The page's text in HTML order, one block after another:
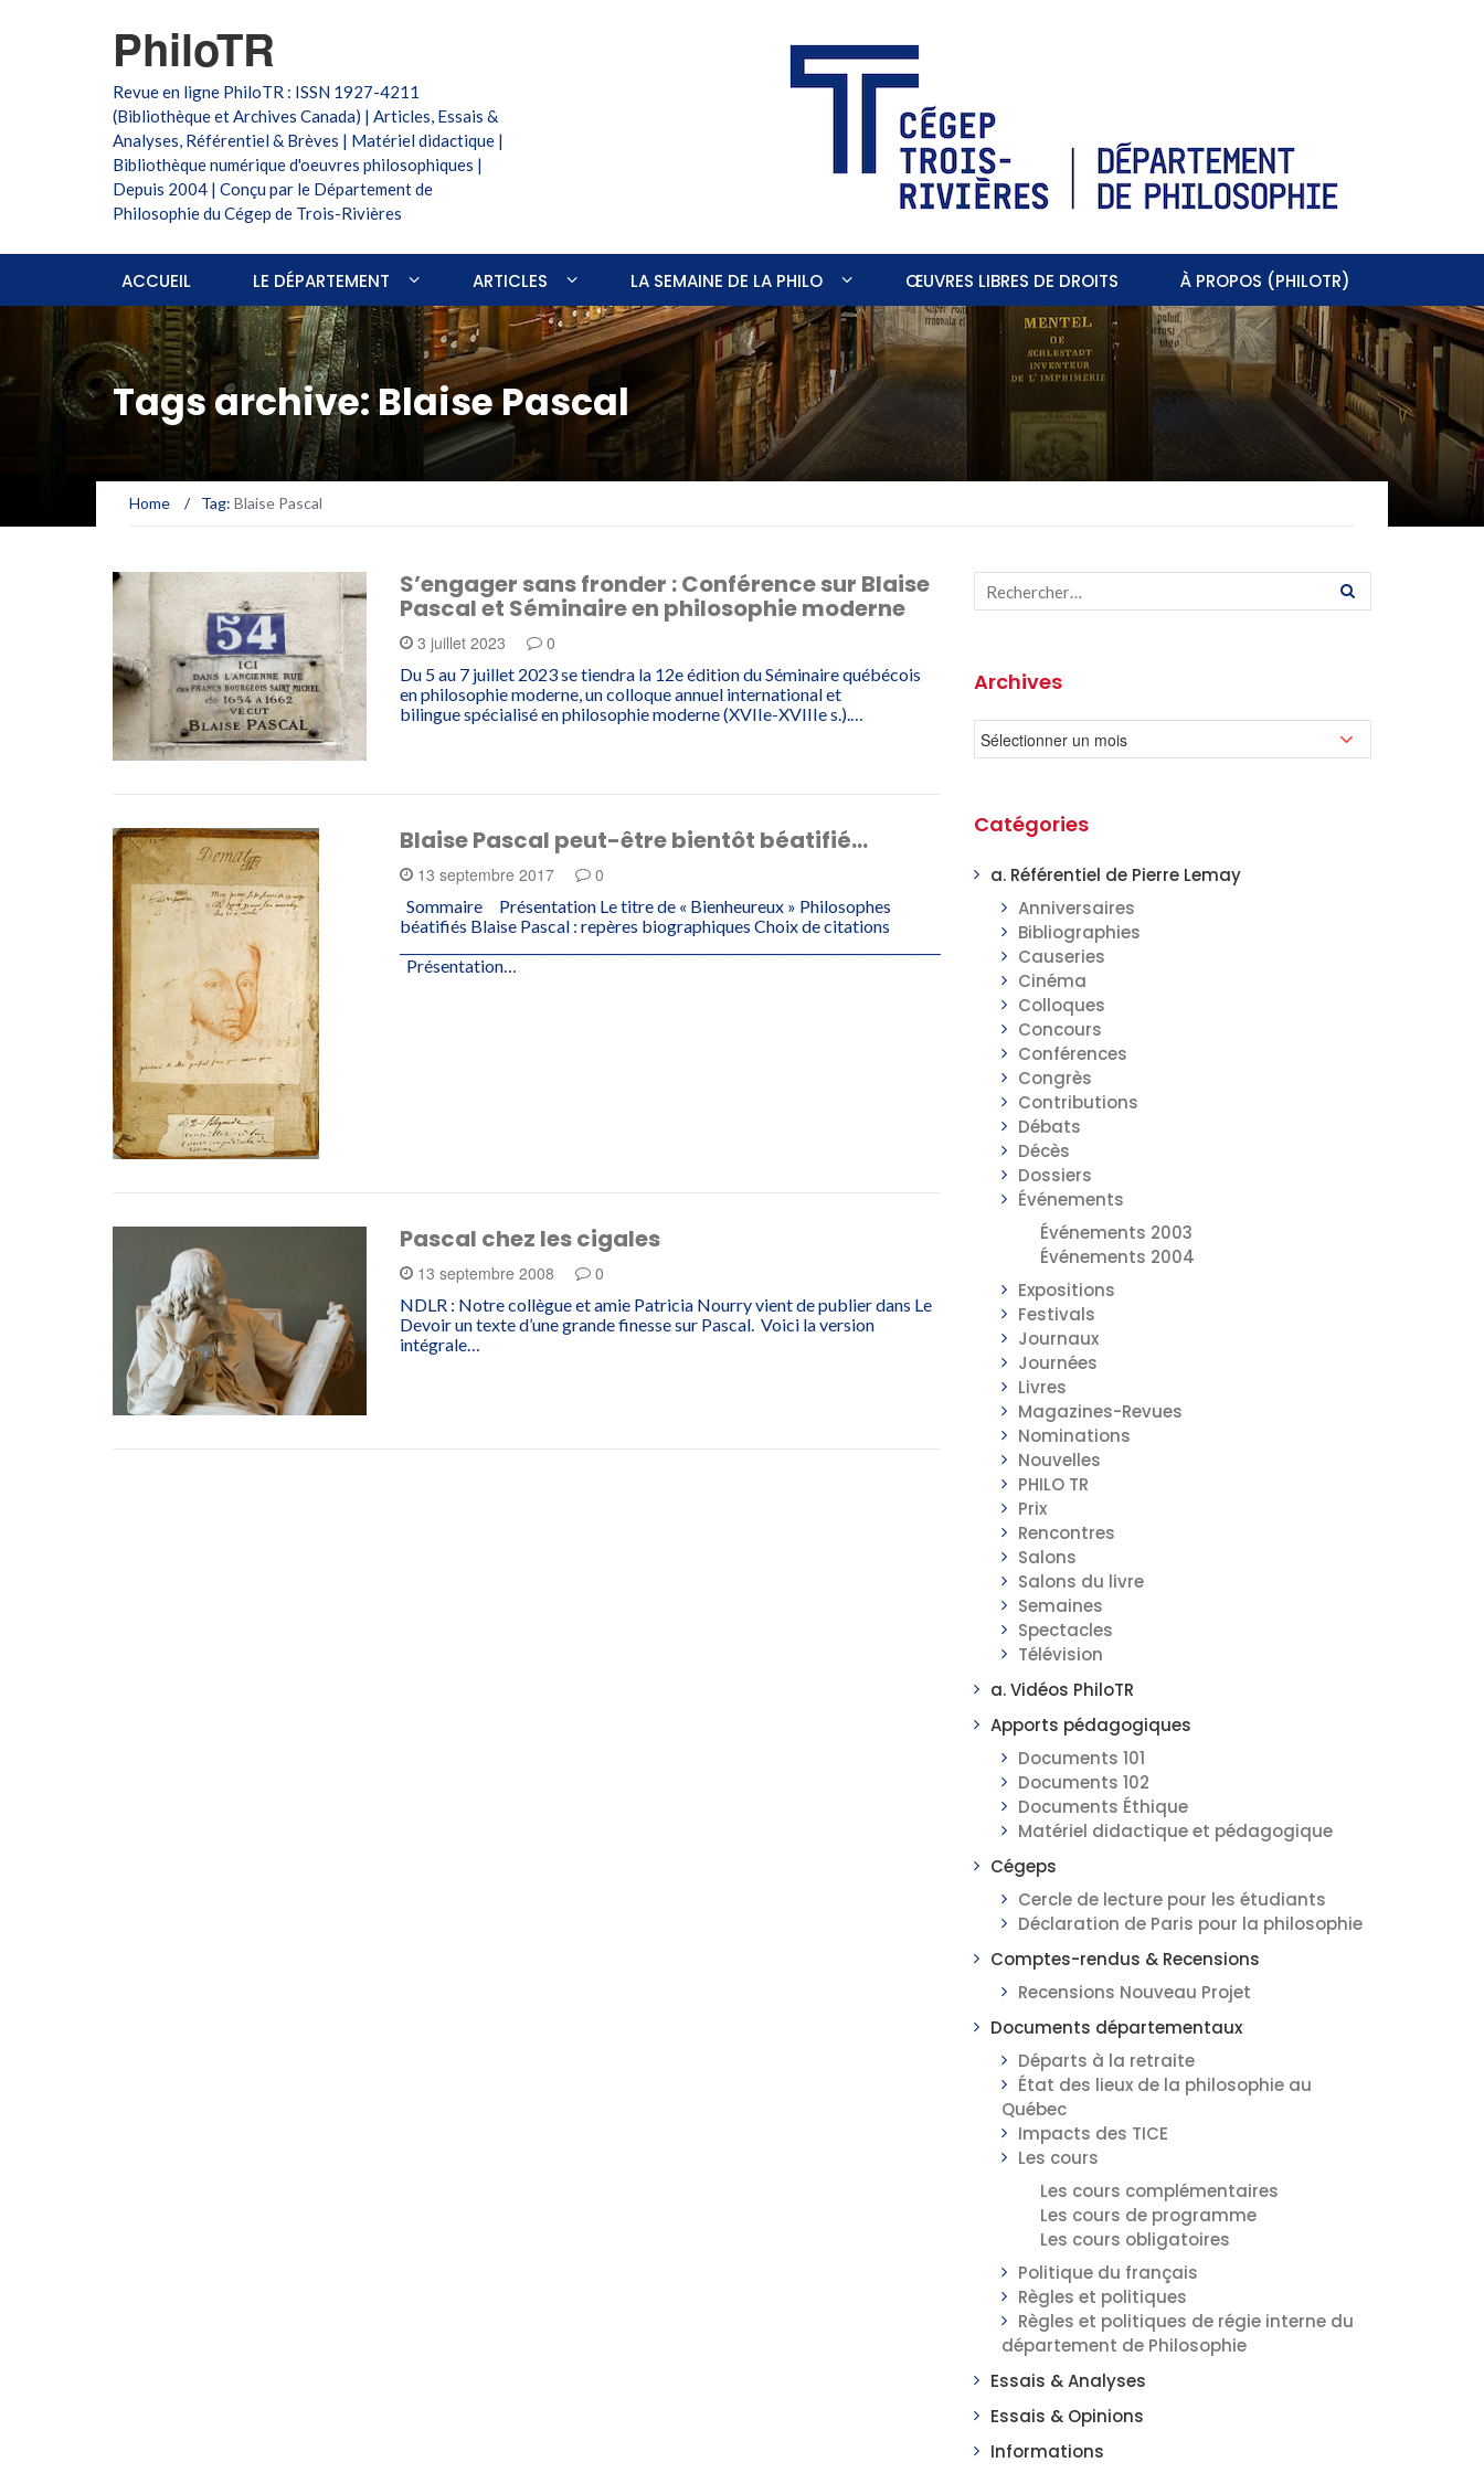
PhiloTR
Revue en ligne PhiloTR : ISSN 1927-4211
(Bibliothèque et Archives Canada) | Articles, Essais &
Analyses, Référentiel & Brèves | Matériel didactique |
Bibliothèque numérique d'oeuvres philosophiques |
Depuis 2004 | Conçu par le Département de
Philosophie du Cégep de Trois-Rivières
ACCUEIL LE DÉPARTEMENT ARTICLES LA SEMAINE DE LA PHILO ŒUVRES LIBRES DE DROITS À PROPOS (PHILOTR)
Tags archive: Blaise Pascal
Home / Tag: Blaise Pascal
S’engager sans fronder : Conférence sur Blaise
Pascal et Séminaire en philosophie moderne
3 juillet 2023 0
Du 5 au 7 juillet 2023 se tiendra la 12e édition du Séminaire québécois
en philosophie moderne, un colloque annuel international et
bilingue spécialisé en philosophie moderne (XVIIe-XVIIIe s.).…
Blaise Pascal peut-être bientôt béatifié…
13 septembre 2017 0
Sommaire Présentation Le titre de « Bienheureux » Philosophes
béatifiés Blaise Pascal : repères biographiques Choix de citations
___________________________________________________________________________________________________
Présentation…
Pascal chez les cigales
13 septembre 2008 0
NDLR : Notre collègue et amie Patricia Nourry vient de publier dans Le
Devoir un texte d’une grande finesse sur Pascal. Voici la version
intégrale…
Archives
Catégories
a. Référentiel de Pierre Lemay
Anniversaires
Bibliographies
Causeries
Cinéma
Colloques
Concours
Conférences
Congrès
Contributions
Débats
Décès
Dossiers
Événements
Événements 2003
Événements 2004
Expositions
Festivals
Journaux
Journées
Livres
Magazines-Revues
Nominations
Nouvelles
PHILO TR
Prix
Rencontres
Salons
Salons du livre
Semaines
Spectacles
Télévision
a. Vidéos PhiloTR
Apports pédagogiques
Documents 101
Documents 102
Documents Éthique
Matériel didactique et pédagogique
Cégeps
Cercle de lecture pour les étudiants
Déclaration de Paris pour la philosophie
Comptes-rendus & Recensions
Recensions Nouveau Projet
Documents départementaux
Départs à la retraite
État des lieux de la philosophie au
Québec
Impacts des TICE
Les cours
Les cours complémentaires
Les cours de programme
Les cours obligatoires
Politique du français
Règles et politiques
Règles et politiques de régie interne du
département de Philosophie
Essais & Analyses
Essais & Opinions
Informations